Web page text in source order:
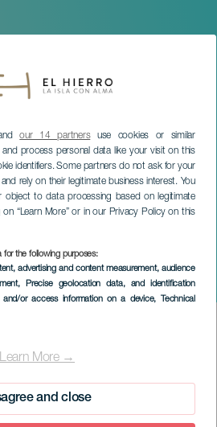
our 14 partnersuse cookies or similar
process personal data like your visit on this
identifiers. Some partners do not ask for your
rely on their legitimate business interest. You
object to data processing based on legitimate
“Learn More” or in our Privacy Policy on this
for the following purposes:
advertising and content measurement, audience
, Precise geolocation data, and identification
or access information on a device, Technical
Learn More →
and close